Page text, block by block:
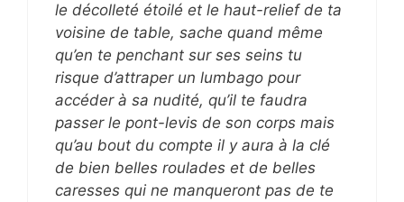
le décolleté étoilé et le haut-relief de ta
voisine de table, sache quand même
qu’en te penchant sur ses seins tu
risque d’attraper un lumbago pour
accéder à sa nudité, qu’il te faudra
passer le pont-levis de son corps mais
qu’au bout du compte il y aura à la clé
de bien belles roulades et de belles
caresses qui ne manqueront pas de te